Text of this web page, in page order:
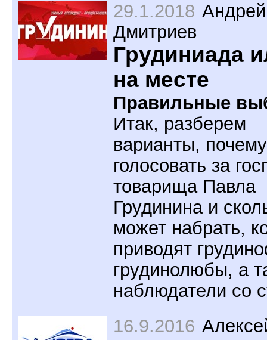
29.1.2018 Андрей
Дмитриев
Грудиниада
на месте
Правильные
Итак, разберем
варианты,
голосовать за
товарища Павла
Грудинина и
может набрать,
приводят
грудинолюбы, а
наблюдатели со
16.9.2016